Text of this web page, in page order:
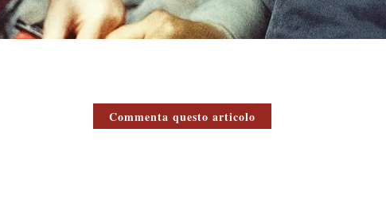
Commenta questo articolo